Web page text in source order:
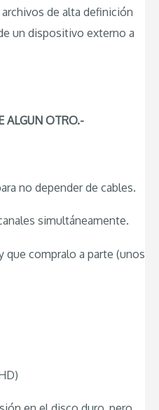
de alta definición
un dispositivo externo a
ALGUN OTRO.-
no depender de cables.
simultáneamente.
que compralo a parte (unos